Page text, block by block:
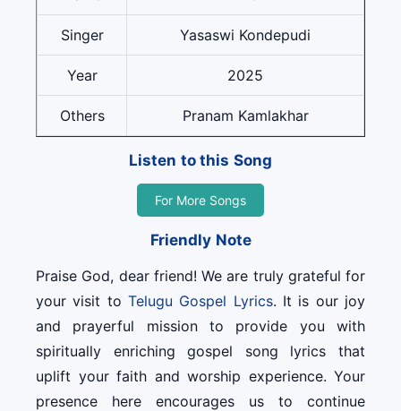
Singer Yasaswi Kondepudi
Year 2025
Others Pranam Kamlakhar
Listen to this Song
For More Songs
Friendly Note
Praise God, dear friend! We are truly grateful for
your visit to Telugu Gospel Lyrics. It is our joy
and prayerful mission to provide you with
spiritually enriching gospel song lyrics that
uplift your faith and worship experience. Your
presence here encourages us to continue